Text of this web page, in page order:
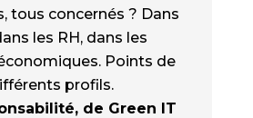
tous concernés ? Dans
les RH, dans les
Points de
profils.
de Green IT